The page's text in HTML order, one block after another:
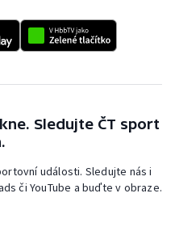
Sledujte ČT sport
události. Sledujte nás i
či YouTube a buďte v obraze.